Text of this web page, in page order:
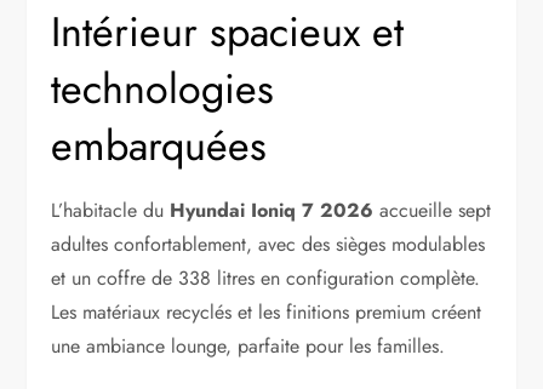
Intérieur spacieux et
technologies
embarquées
L’habitacle du Hyundai Ioniq 7 2026 accueille sept
adultes confortablement, avec des sièges modulables
et un coffre de 338 litres en configuration complète.
Les matériaux recyclés et les finitions premium créent
une ambiance lounge, parfaite pour les familles.